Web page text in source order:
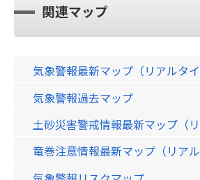
関連マップ
気象警報最新マップ（リアルタイ
気象警報過去マップ
土砂災害警戒情報最新マップ（リ
竜巻注意情報最新マップ（リアル